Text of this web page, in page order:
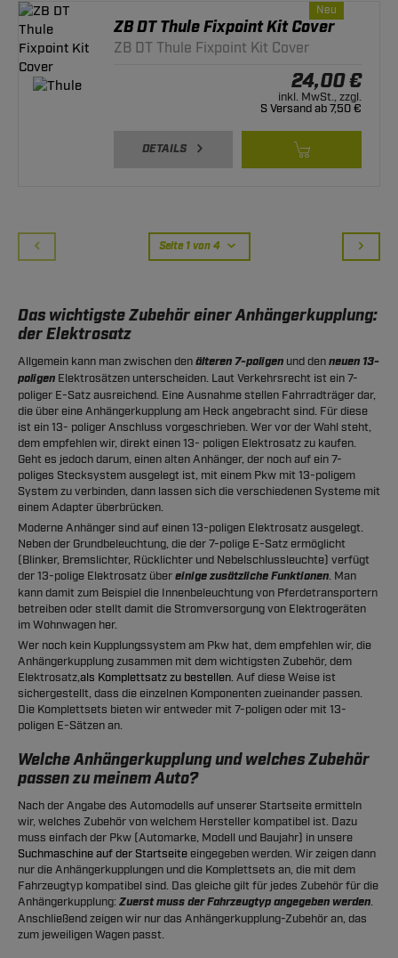
Neu
ZB DT Thule Fixpoint Kit Cover
ZB DT Thule Fixpoint Kit Cover
24,00 €
inkl. MwSt., zzgl.
S Versand ab 7,50 €
DETAILS
Seite 1 von 4
Das wichtigste Zubehör einer Anhängerkupplung:
der Elektrosatz
Allgemein kann man zwischen denälteren 7-poligen und denneuen 13-
poligen Elektrosätzen unterscheiden. Laut Verkehrsrecht ist ein 7-
poliger E-Satz ausreichend. Eine Ausnahme stellen Fahrradträger dar,
die über eine Anhängerkupplung am Heck angebracht sind. Für diese
ist ein 13- poliger Anschluss vorgeschrieben. Wer vor der Wahl steht,
dem empfehlen wir, direkt einen 13- poligen Elektrosatz zu kaufen.
Geht es jedoch darum, einen alten Anhänger, der noch auf ein 7-
poliges Stecksystem ausgelegt ist, mit einem Pkw mit 13-poligem
System zu verbinden, dann lassen sich die verschiedenen Systeme mit
einem Adapter überbrücken.
Moderne Anhänger sind auf einen 13-poligen Elektrosatz ausgelegt.
Neben der Grundbeleuchtung, die der 7-polige E-Satz ermöglicht
(Blinker, Bremslichter, Rücklichter und Nebelschlussleuchte) verfügt
der 13-polige Elektrosatz übereinige zusätzliche Funktionen. Man
kann damit zum Beispiel die Innenbeleuchtung von Pferdetransportern
betreiben oder stellt damit die Stromversorgung von Elektrogeräten
im Wohnwagen her.
Wer noch kein Kupplungssystem am Pkw hat, dem empfehlen wir, die
Anhängerkupplung zusammen mit dem wichtigsten Zubehör, dem
Elektrosatz,als Komplettsatz zu bestellen. Auf diese Weise ist
sichergestellt, dass die einzelnen Komponenten zueinander passen.
Die Komplettsets bieten wir entweder mit 7-poligen oder mit 13-
poligen E-Sätzen an.
Welche Anhängerkupplung und welches Zubehör
passen zu meinem Auto?
Nach der Angabe des Automodells auf unserer Startseite ermitteln
wir, welches Zubehör von welchem Hersteller kompatibel ist. Dazu
muss einfach der Pkw (Automarke, Modell und Baujahr) in unsere
Suchmaschine auf der Startseite eingegeben werden. Wir zeigen dann
nur die Anhängerkupplungen und die Komplettsets an, die mit dem
Fahrzeugtyp kompatibel sind. Das gleiche gilt für jedes Zubehör für die
Anhängerkupplung:Zuerst muss der Fahrzeugtyp angegeben werden.
Anschließend zeigen wir nur das Anhängerkupplung-Zubehör an, das
zum jeweiligen Wagen passt.